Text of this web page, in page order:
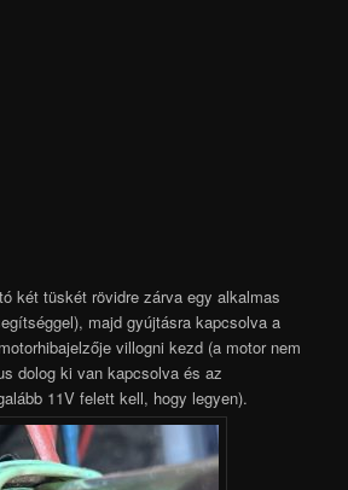
két tüskét rövidre zárva egy alkalmas
majd gyújtásra kapcsolva a
villogni kezd (a motor nem
dolog ki van kapcsolva és az
11V felett kell, hogy legyen).